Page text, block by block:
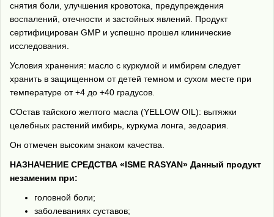
снятия боли, улучшения кровотока, предупреждения
воспалений, отечности и застойных явлений. Продукт
сертифицирован GMP и успешно прошел клинические
исследования.
Условия хранения: масло с куркумой и имбирем следует
хранить в защищенном от детей темном и сухом месте при
температуре от +4 до +40 градусов.
СОстав тайского желтого масла (YELLOW OIL): вытяжки
целебных растений имбирь, куркума лонга, зедоария.
Он отмечен высоким знаком качества.
НАЗНАЧЕНИЕ СРЕДСТВА «ISME RASYAN» Данный продукт
незаменим при:
головной боли;
заболеваниях суставов;